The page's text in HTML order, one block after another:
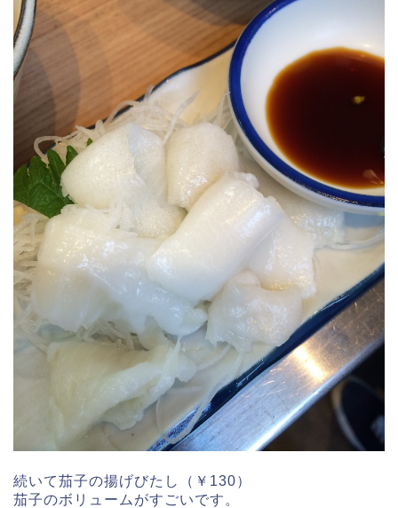
続いて茄子の揚げびたし（￥130）
茄子のボリュームがすごいです。